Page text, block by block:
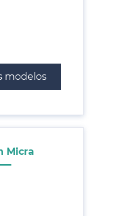
modelos
Micra